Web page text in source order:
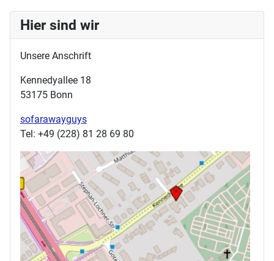
Hier sind wir
Unsere Anschrift
Kennedyallee 18
53175 Bonn
sofarawayguys
Tel: +49 (228) 81 28 69 80